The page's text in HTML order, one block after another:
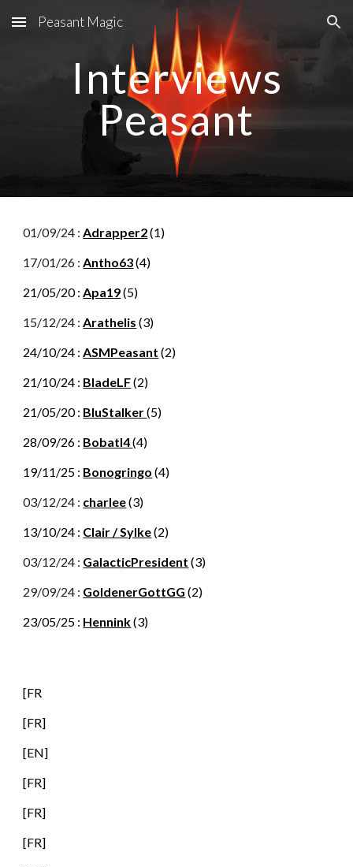
Skip to main content Skip to navigation
Peasant Magic
Interviews
Peasant
01/09/24 :Adrapper2(1)
17/01/26 :Antho63(4)
21/05/20 :Apa19(5)
15/12/24 :Arathelis (3)
24/10/24 :ASMPeasant (2)
21/10/24 : BladeLF(2)
21/05/20 : BluStalker(5)
28/09/26 : Bobatl4(4)
19/11/25 : Bonogringo (4)
03/12/24 : charlee(3)
13/10/24 : Clair / Sylke(2)
03/12/24 : GalacticPresident (3)
29/09/24 : GoldenerGottGG (2)
23/05/25 : Hennink(3)
[FR
[FR]
[EN]
[FR]
[FR]
[FR]